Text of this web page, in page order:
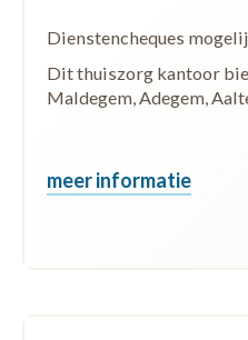
Dienstencheques
Dit thuiszorg kantoor
Maldegem, Adegem,
meer informatie